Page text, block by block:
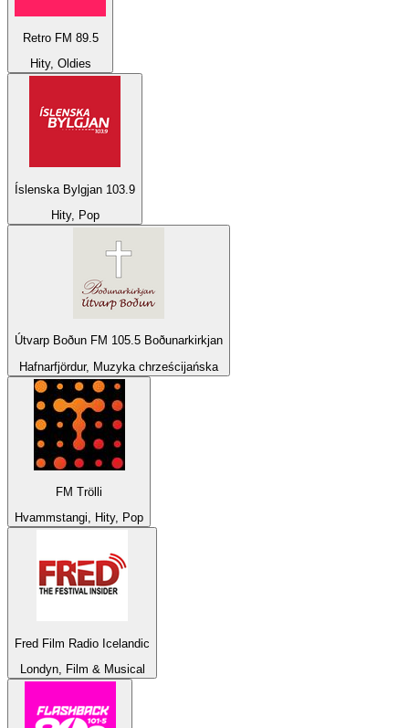
Retro FM 89.5
Hity, Oldies
Íslenska Bylgjan 103.9
Hity, Pop
Útvarp Boðun FM 105.5 Boðunarkirkjan
Hafnarfjördur, Muzyka chrześcijańska
FM Trölli
Hvammstangi, Hity, Pop
Fred Film Radio Icelandic
Londyn, Film & Musical